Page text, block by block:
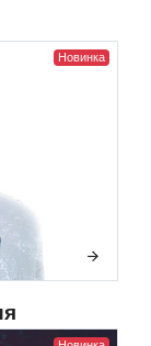
Новинка